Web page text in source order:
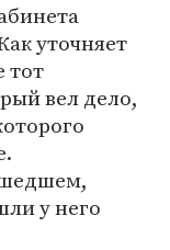
уточняет
тот
вел дело,
у него